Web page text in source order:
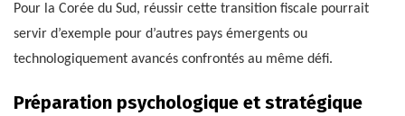
Pour la Corée du Sud, réussir cette transition fiscale pourrait
servir d’exemple pour d’autres pays émergents ou
technologiquement avancés confrontés au même défi.
Préparation psychologique et stratégique